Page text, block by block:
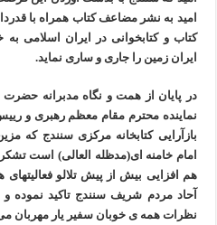
امید به نشر مضاعف کتاب همراه با
کتاب و کتابخوانی در ایران اسلامی
ایران زمین را جاری و ساری نماید.
در پایان از همت و نگاه مدبرانه
نماینده محترم مقام معظم رهبری و
بازآرایی کتابخانه مرکزی سنندج که
امام خامنه ای(مدظله العالی) است
هم افزایی بیش از پیش تلالو
آحاد مردم شریف سنندج تاکید نموده و
نظرات همه ی خوبان سفیر یار مهربان